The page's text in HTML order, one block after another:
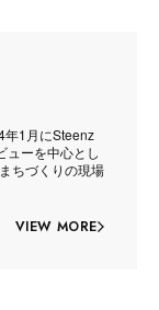
年1月にSteenz
ューを中心とし
ちづくりの現場
VIEW MORE